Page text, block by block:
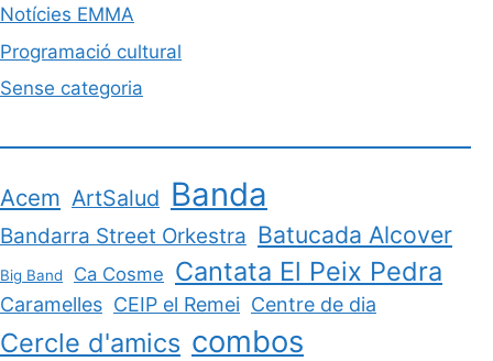
Notícies EMMA
Programació cultural
Sense categoria
Acem ArtSalud Banda
Bandarra Street Orkestra Batucada Alcover
Big Band Ca Cosme Cantata El Peix Pedra
Caramelles CEIP el Remei Centre de dia
Cercle d'amics combos